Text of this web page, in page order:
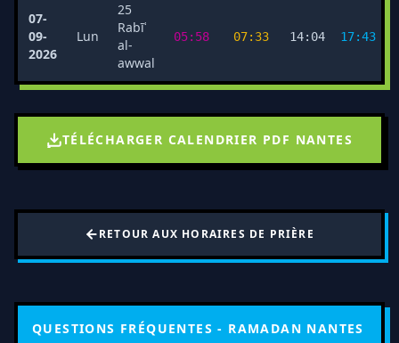
07-
09-
2026
Lun
25
Rabīʿ
al-
awwal
05:58 07:33 14:04 17:43
TÉLÉCHARGER CALENDRIER PDF NANTES
RETOUR AUX HORAIRES DE PRIÈRE
QUESTIONS FRÉQUENTES - RAMADAN NANTES